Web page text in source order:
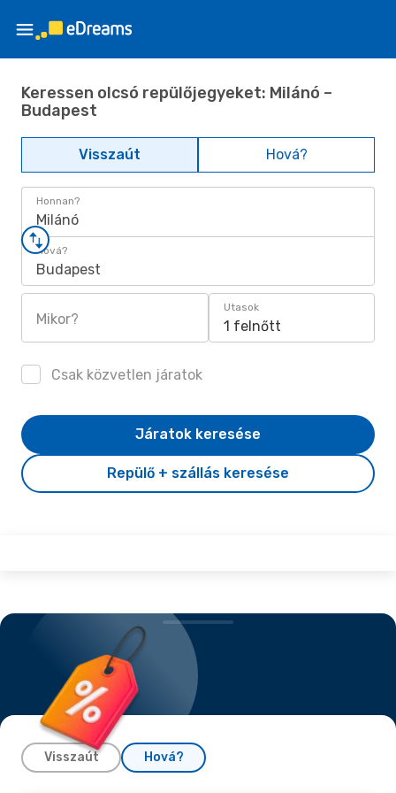
Keressen olcsó repülőjegyeket: Milánó –
Budapest
Visszaút Hová?
Honnan?
Milánó
Hová?
Budapest
Mikor?
Utasok
1 felnőtt
Csak közvetlen járatok
Repülő + szállás keresése
Járatok keresése
Visszaút Hová?